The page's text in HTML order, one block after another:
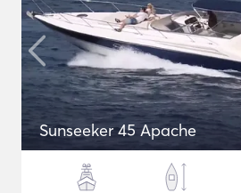
Sunseeker 45 Apache